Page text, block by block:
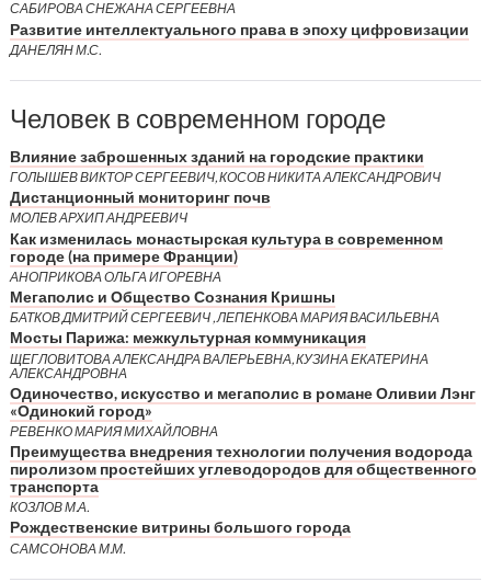
САБИРОВА СНЕЖАНА СЕРГЕЕВНА
Развитие интеллектуального права в эпоху цифровизации
ДАНЕЛЯН М.С.
Человек в современном городе
Влияние заброшенных зданий на городские практики
ГОЛЫШЕВ ВИКТОР СЕРГЕЕВИЧ, КОСОВ НИКИТА АЛЕКСАНДРОВИЧ
Дистанционный мониторинг почв
МОЛЕВ АРХИП АНДРЕЕВИЧ
Как изменилась монастырская культура в современном
городе (на примере Франции)
АНОПРИКОВА ОЛЬГА ИГОРЕВНА
Мегаполис и Общество Сознания Кришны
БАТКОВ ДМИТРИЙ СЕРГЕЕВИЧ , ЛЕПЕНКОВА МАРИЯ ВАСИЛЬЕВНА
Мосты Парижа: межкультурная коммуникация
ЩЕГЛОВИТОВА АЛЕКСАНДРА ВАЛЕРЬЕВНА, КУЗИНА ЕКАТЕРИНА
АЛЕКСАНДРОВНА
Одиночество, искусство и мегаполис в романе Оливии Лэнг
«Одинокий город»
РЕВЕНКО МАРИЯ МИХАЙЛОВНА
Преимущества внедрения технологии получения водорода
пиролизом простейших углеводородов для общественного
транспорта
КОЗЛОВ М.А.
Рождественские витрины большого города
САМСОНОВА М.М.